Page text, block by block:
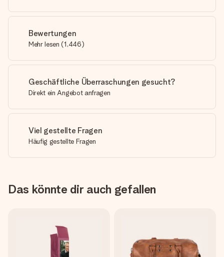
Bewertungen
Mehr lesen (1,446)
Geschäftliche Überraschungen gesucht?
Direkt ein Angebot anfragen
Viel gestellte Fragen
Häufig gestellte Fragen
Das könnte dir auch gefallen